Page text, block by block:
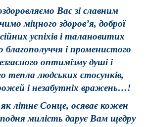
Вас зі славним
міцного здоров’я, доброї
успіхів і талановитих
благополуччя іпроменистого
оптимізму душі і
тепла людських стосунків,
і незабутніх вражень…!
літнє Сонце, осяває кожен
милість дарує Вам щедру